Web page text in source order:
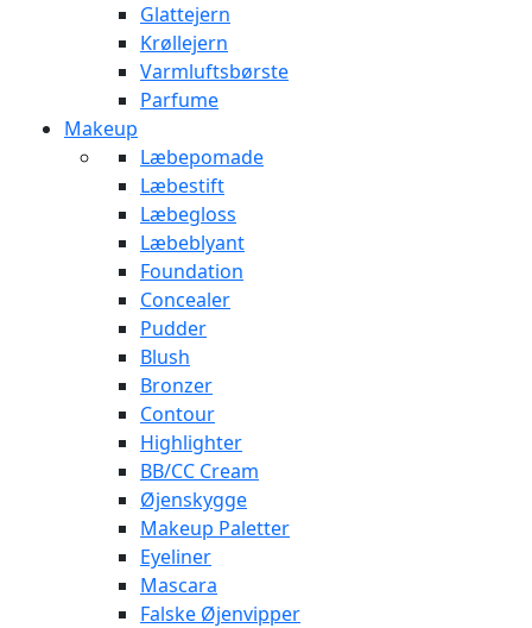
Glattejern
Krøllejern
Varmluftsbørste
Parfume
Makeup
Læbepomade
Læbestift
Læbegloss
Læbeblyant
Foundation
Concealer
Pudder
Blush
Bronzer
Contour
Highlighter
BB/CC Cream
Øjenskygge
Makeup Paletter
Eyeliner
Mascara
Falske Øjenvipper